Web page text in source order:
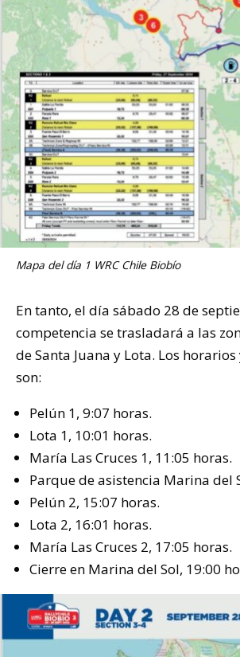
Mapa del día 1 WRC Chile Biobío
En tanto, el día sábado 28 de
competencia se trasladará a las
de Santa Juana y Lota. Los
son:
Pelún 1, 9:07 horas.
Lota 1, 10:01 horas.
María Las Cruces 1, 11:05 horas.
Parque de asistencia Marina del
Pelún 2, 15:07 horas.
Lota 2, 16:01 horas.
María Las Cruces 2, 17:05 horas.
Cierre en Marina del Sol, 19:00